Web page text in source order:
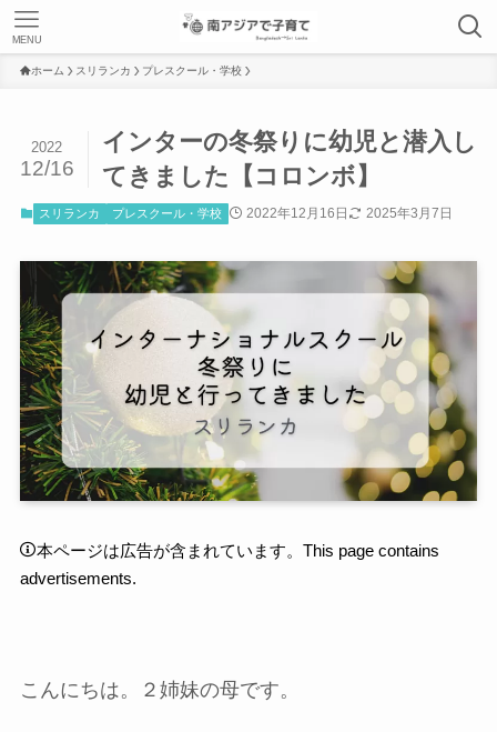
MENU
ホーム スリランカ プレスクール・学校
インターの冬祭りに幼児と潜入し
てきました【コロンボ】
2022
12/16
スリランカ プレスクール・学校 2022年12月16日 2025年3月7日
本ページは広告が含まれています。This page contains
advertisements.
こんにちは。２姉妹の母です。